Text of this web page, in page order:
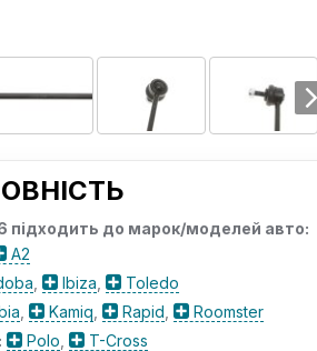
підходить до марок/моделей авто:
A2
Ibiza
Toledo
Kamiq Rapid
Roomster
Polo
T-Cross